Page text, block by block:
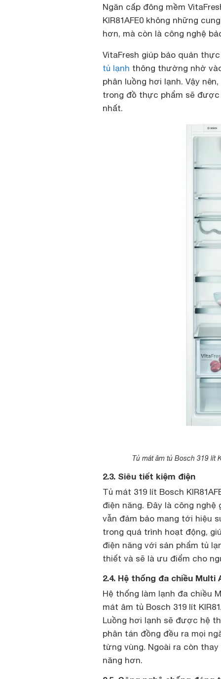
Ngăn cấp đông mềm
KIR81AFE0 không những
hơn, mà còn là công nghệ
VitaFresh giúp bảo quản
tủ lạnh thông thường nhờ
phân luồng hơi lạnh. Vậy
trong đồ thực phẩm sẽ
nhất.
Tủ mát âm tủ Bosch 319 lít
2.3. Siêu tiết kiệm điện
Tủ mát 319 lít Bosch
điện năng. Đây là công
vẫn đảm bảo mang tới hiệu
trong quá trình hoạt động,
điện năng với sản phẩm tủ
thiết và sẽ là ưu điểm cho
2.4. Hệ thống đa chiều Multi
Hệ thống làm lạnh đa chiều
mát âm tủ Bosch 319 lít
Luồng hơi lạnh sẽ được hệ
phân tán đồng đều ra mọi
từng vùng. Ngoài ra còn
năng hơn.